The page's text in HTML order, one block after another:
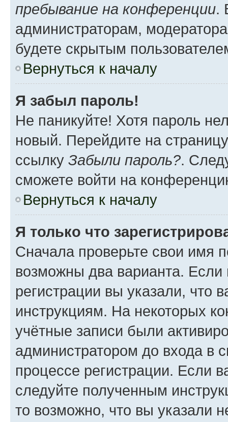
пребывание на конференции.
администраторам,
будете скрытым
Вернуться к началу
Я забыл пароль!
Не паникуйте! Хотя пароль
новый. Перейдите на
ссылку Забыли пароль?.
сможете войти на
Вернуться к началу
Я только что
Сначала проверьте свои имя
возможны два варианта.
регистрации вы указали, что
инструкциям. На некоторых
учётные записи были
администратором до входа в
процессе регистрации. Если
следуйте полученным
то возможно, что вы указали